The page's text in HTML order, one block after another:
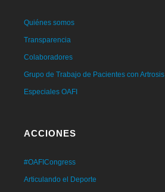
Quiénes somos
Transparencia
Colaboradores
Grupo de Trabajo de Pacientes con Artrosis
Especiales OAFI
ACCIONES
#OAFICongress
Articulando el Deporte